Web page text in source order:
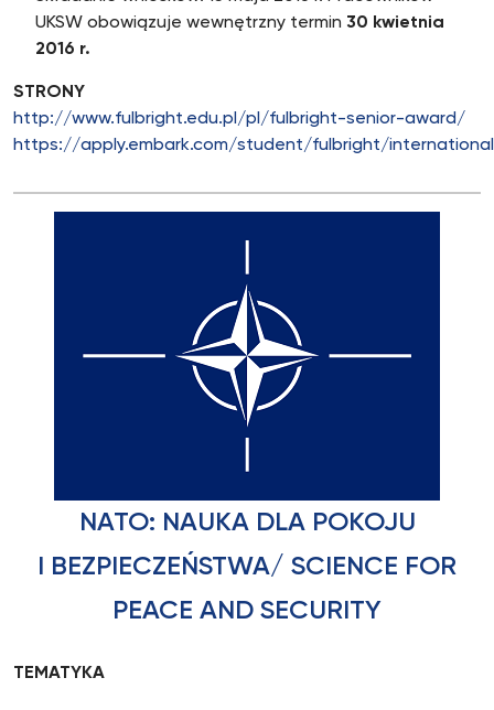
UKSW obowiązuje wewnętrzny termin 30 kwietnia
2016 r.
STRONY
http://www.fulbright.edu.pl/pl/fulbright-senior-award/
https://apply.embark.com/student/fulbright/
NATO: NAUKA DLA POKOJU
I BEZPIECZEŃSTWA/ SCIENCE FOR
PEACE AND SECURITY
TEMATYKA